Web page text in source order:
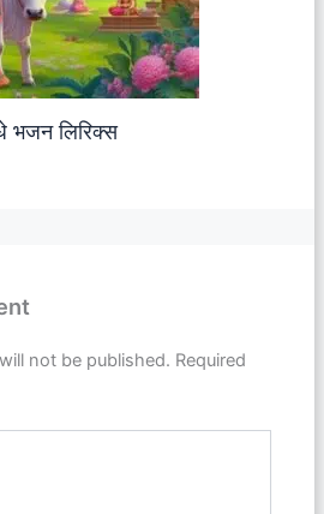
भजन लिरिक्स
not be published. Required